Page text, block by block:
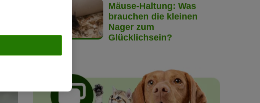
Mäuse-Haltung: Was
brauchen die kleinen
Nager zum
Glücklichsein?